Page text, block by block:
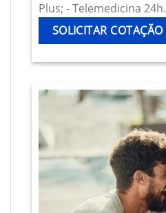
Plus; - Telemedicina 24h.
SOLICITAR COTAÇÃO